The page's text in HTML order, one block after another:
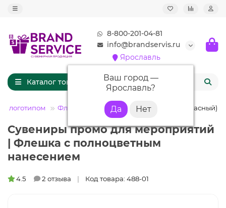
8-800-201-04-81
info@brandservis.ru
Ярославль
Ваш город —
Ярославль?
Каталог товаров
логотипом Флешки кожаные Флешка KJ020 (красный) 8
Сувениры промо для мероприятий
| Флешка с полноцветным
нанесением
4.5 2 отзыва Код товара: 488-01